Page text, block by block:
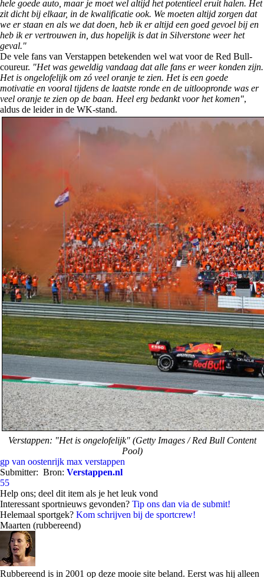
hele goede auto, maar je moet wel altijd het potentieel eruit halen. Het
zit dicht bij elkaar, in de kwalificatie ook. We moeten altijd zorgen dat
we er staan en als we dat doen, heb ik er altijd een goed gevoel bij en
heb ik er vertrouwen in, dus hopelijk is dat in Silverstone weer het
geval."
De vele fans van Verstappen betekenden wel wat voor de Red Bull-
coureur. "Het was geweldig vandaag dat alle fans er weer konden zijn.
Het is ongelofelijk om zó veel oranje te zien. Het is een goede
motivatie en vooral tijdens de laatste ronde en de uitloopronde was er
veel oranje te zien op de baan. Heel erg bedankt voor het komen",
aldus de leider in de WK-stand.
Verstappen: "Het is ongelofelijk" (Getty Images / Red Bull Content
Pool)
gp van oostenrijk max verstappen
Submitter: Bron: Verstappen.nl
55
Help ons; deel dit item als je het leuk vond
Interessant sportnieuws gevonden? Tip ons dan via de submit!
Helemaal sportgek? Kom schrijven bij de sportcrew!
Maarten (rubbereend)
Rubbereend is in 2001 op deze mooie site beland. Eerst was hij alleen